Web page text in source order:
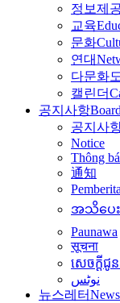
정보제
교육
문화
연대
다문화
캘린더
공지사항Board
공지사
Notice
Thông
通知
အသိပေး
Paunawa
सूचना
សេចក្តី
نوٹس
뉴스레터